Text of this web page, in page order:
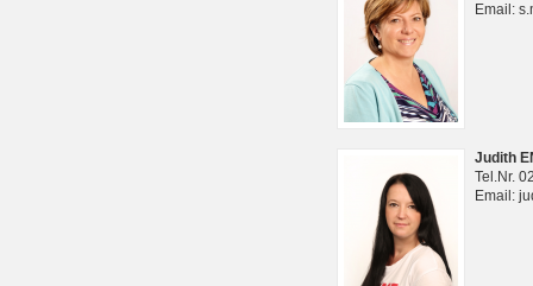
Email:
Judith
Tel.Nr.
Email: